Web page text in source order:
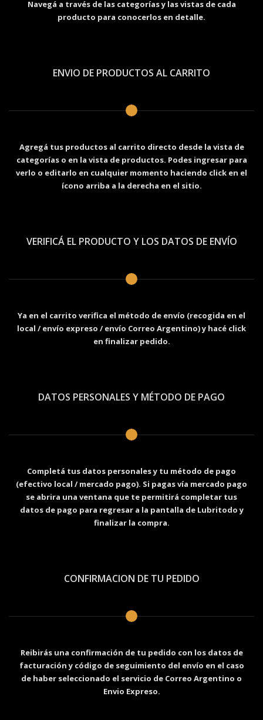
Navegá a través de las categorías y las vistas de cada
producto para conocerlos en detalle.
ENVIO DE PRODUCTOS AL CARRITO
Agregá tus productos al carrito directo desde la vista de
categorías o en la vista de productos. Podes ingresar para
verlo o editarlo en cualquier momento haciendo click en el
ícono arriba a la derecha en el sitio.
VERIFICÁ EL PRODUCTO Y LOS DATOS DE ENVÍO
Ya en el carrito verifica el método de envío (recogida en el
local / envío expreso / envío Correo Argentino) y hacé click
en finalizar pedido.
DATOS PERSONALES Y MÉTODO DE PAGO
Completá tus datos personales y tu método de pago
(efectivo local / mercado pago). Si pagas vía mercado pago
se abrira una ventana que te permitirá completar tus
datos de pago para regresar a la pantalla de Lubritodo y
finalizar la compra.
CONFIRMACION DE TU PEDIDO
Reibirás una confirmación de tu pedido con los datos de
facturación y código de seguimiento del envío en el caso
de haber seleccionado el servicio de Correo Argentino o
Envio Expreso.